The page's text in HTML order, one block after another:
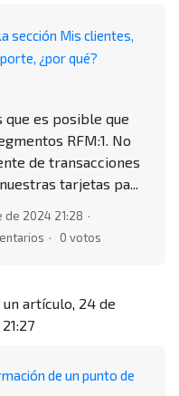
sección Mis clientes,
¿por qué?
es posible que
RFM:1. No
de transacciones
tarjetas pa...
2024 21:28
0 votos
artículo, 24 de
de un punto de